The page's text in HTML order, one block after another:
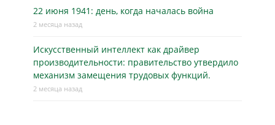
22 июня 1941: день, когда началась война
2 месяца назад
Искусственный интеллект как драйвер
производительности: правительство утвердило
механизм замещения трудовых функций.
2 месяца назад